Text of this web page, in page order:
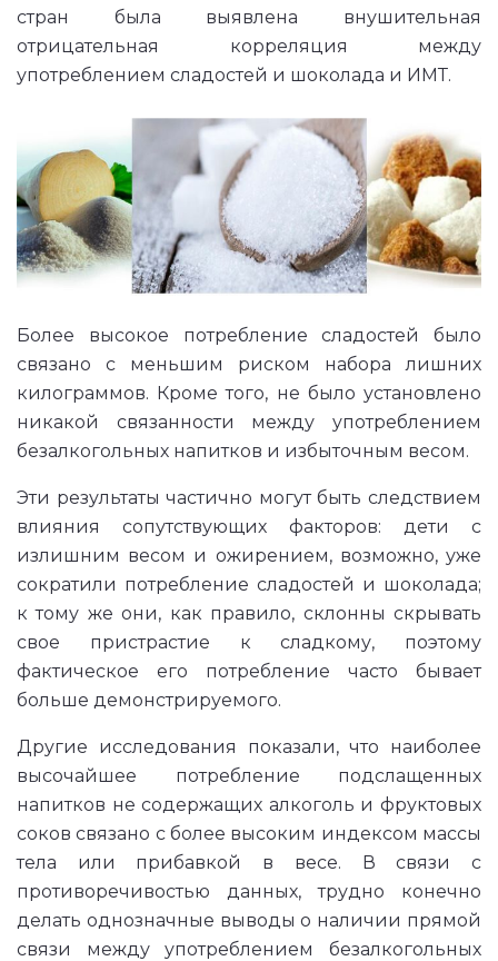
стран была выявлена внушительная
отрицательная корреляция между
употреблением сладостей и шоколада и ИМТ.
Более высокое потребление сладостей было
связано с меньшим риском набора лишних
килограммов. Кроме того, не было установлено
никакой связанности между употреблением
безалкогольных напитков и избыточным весом.
Эти результаты частично могут быть следствием
влияния сопутствующих факторов: дети с
излишним весом и ожирением, возможно, уже
сократили потребление сладостей и шоколада;
к тому же они, как правило, склонны скрывать
свое пристрастие к сладкому, поэтому
фактическое его потребление часто бывает
больше демонстрируемого.
Другие исследования показали, что наиболее
высочайшее потребление подслащенных
напитков не содержащих алкоголь и фруктовых
соков связано с более высоким индексом массы
тела или прибавкой в весе. В связи с
противоречивостью данных, трудно конечно
делать однозначные выводы о наличии прямой
связи между употреблением безалкогольных